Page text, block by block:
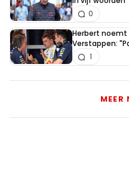
0
Herbert
Verstappen:
1
MEER